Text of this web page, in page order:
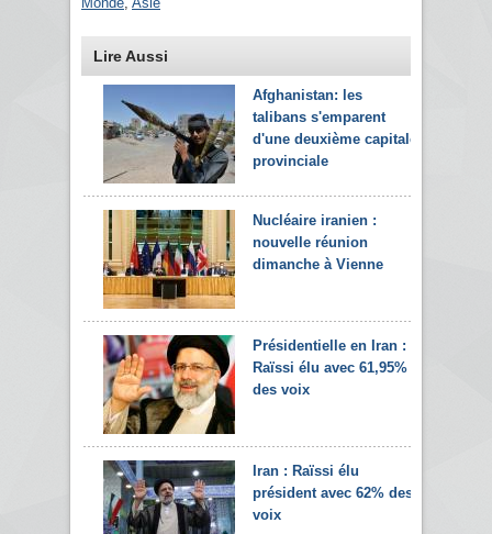
Lire Aussi
Afghanistan: les
talibans s'emparent
d'une deuxième capitale
provinciale
Nucléaire iranien :
nouvelle réunion
dimanche à Vienne
Présidentielle en Iran :
Raïssi élu avec 61,95%
des voix
Iran : Raïssi élu
président avec 62% des
voix